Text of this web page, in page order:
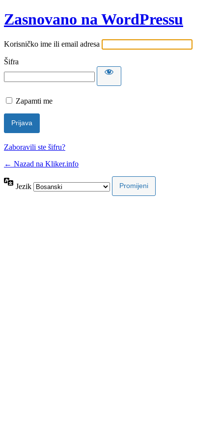
Zasnovano na WordPressu
Korisničko ime ili email adresa
Šifra
Zapamti me
Zaboravili ste šifru?
← Nazad na Kliker.info
Jezik